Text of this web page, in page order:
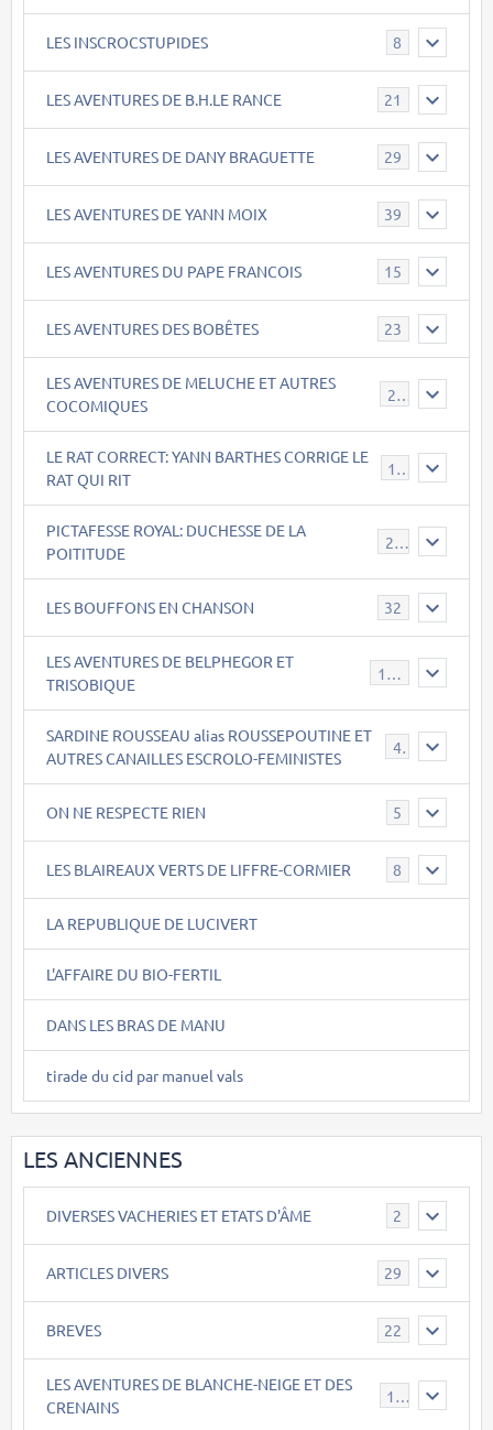
LES INSCROCSTUPIDES 8
LES AVENTURES DE B.H.LE RANCE 21
LES AVENTURES DE DANY BRAGUETTE 29
LES AVENTURES DE YANN MOIX 39
LES AVENTURES DU PAPE FRANCOIS 15
LES AVENTURES DES BOBÊTES 23
LES AVENTURES DE MELUCHE ET AUTRES
COCOMIQUES
22
LE RAT CORRECT: YANN BARTHES CORRIGE LE
RAT QUI RIT
15
PICTAFESSE ROYAL: DUCHESSE DE LA
POITITUDE
23
LES BOUFFONS EN CHANSON 32
LES AVENTURES DE BELPHEGOR ET
TRISOBIQUE
147
SARDINE ROUSSEAU alias ROUSSEPOUTINE ET
AUTRES CANAILLES ESCROLO-FEMINISTES
40
ON NE RESPECTE RIEN 5
LES BLAIREAUX VERTS DE LIFFRE-CORMIER 8
LA REPUBLIQUE DE LUCIVERT
L'AFFAIRE DU BIO-FERTIL
DANS LES BRAS DE MANU
tirade du cid par manuel vals
LES ANCIENNES
DIVERSES VACHERIES ET ETATS D'ÂME 2
ARTICLES DIVERS 29
BREVES 22
LES AVENTURES DE BLANCHE-NEIGE ET DES
CRENAINS
17